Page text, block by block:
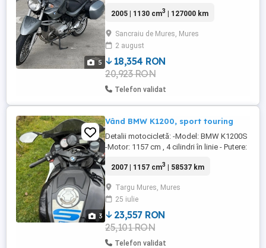
5
si 98 Nm Transmisie pe cardan , cutie de
2005 ABS fata-spate Mansoane ghidon
incalzite Cric central. Side Case-uri
originale vopsite in culoarea motocicletei
...
2005 | 1130 cm3 | 127000 km
Sancraiu de Mures, Mures
2 august
18,354 RON
20,923 RON
Telefon validat
3
Vând BMW K1200, sport touring
Detalii motocicletă: -Model: BMW K1200S
-Motor: 1157 cm , 4 cilindri în linie - Putere:
An fabricație: 2007 - Kilometraj: 58537 km
- Număr proprietari: 2, unul în Germania și
eu în țară - Acte in regulă, certificat ...
2007 | 1157 cm3 | 58537 km
Targu Mures, Mures
25 iulie
23,557 RON
25,101 RON
Telefon validat